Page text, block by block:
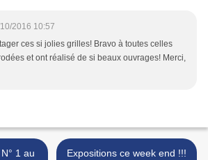
2016 10:57
ces si jolies grilles! Bravo à toutes celles
et ont réalisé de si beaux ouvrages! Merci,
Expositions ce week end !!!